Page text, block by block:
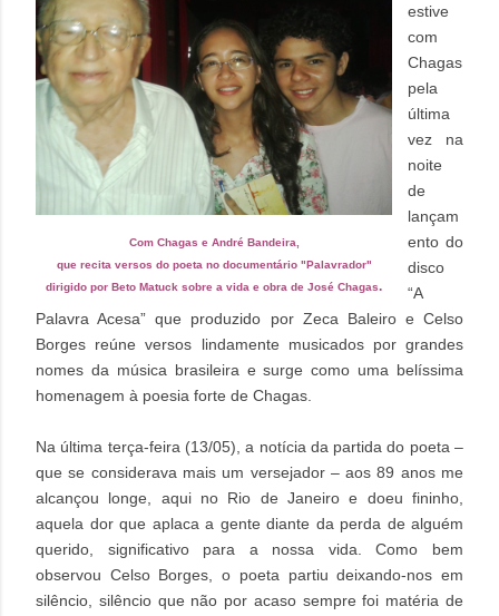
Com Chagas e André Bandeira,
que recita versos do poeta no documentário "Palavrador"
dirigido por Beto Matuck sobre a vida e obra de José Chagas.
estive
com
Chagas
pela
última
vez na
noite
de
lançam
ento do
disco
“A
Palavra Acesa” que produzido por Zeca Baleiro e Celso
Borges reúne versos lindamente musicados por grandes
nomes da música brasileira e surge como uma belíssima
homenagem à poesia forte de Chagas.
Na última terça-feira (13/05), a notícia da partida do poeta –
que se considerava mais um versejador – aos 89 anos me
alcançou longe, aqui no Rio de Janeiro e doeu fininho,
aquela dor que aplaca a gente diante da perda de alguém
querido, significativo para a nossa vida. Como bem
observou Celso Borges, o poeta partiu deixando-nos em
silêncio, silêncio que não por acaso sempre foi matéria de